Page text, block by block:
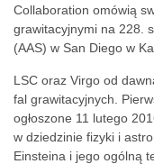
Collaboration omówią
grawitacyjnymi na 228.
(AAS) w San Diego w
LSC oraz Virgo od
fal grawitacyjnych.
ogłoszone 11 lutego
w dziedzinie fizyki i
Einsteina i jego ogólną